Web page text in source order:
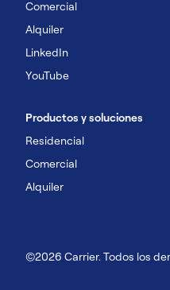
Comercial
Alquiler
LinkedIn
YouTube
Productos y soluciones
Residencial
Comercial
Alquiler
©2026 Carrier. Todos los